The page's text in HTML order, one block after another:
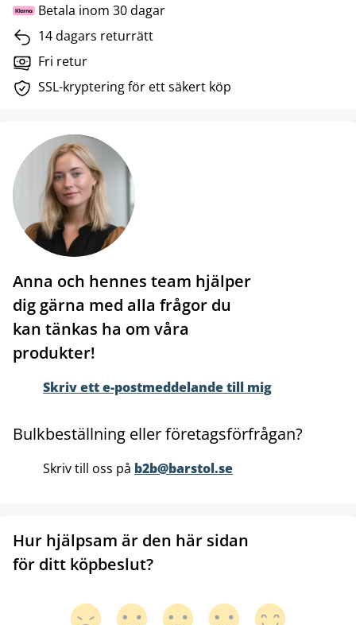
Betala inom 30 dagar
14 dagars returrätt
Fri retur
SSL-kryptering för ett säkert köp
Anna och hennes team hjälper
dig gärna med alla frågor du
kan tänkas ha om våra
produkter!
Skriv ett e-postmeddelande till mig
Bulkbeställning eller företagsförfrågan?
Skriv till oss på b2b@barstol.se
Hur hjälpsam är den här sidan
för ditt köpbeslut?